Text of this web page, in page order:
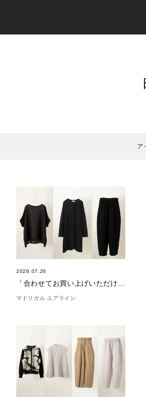
ア
2026.07.26
マドリガル ユアライン